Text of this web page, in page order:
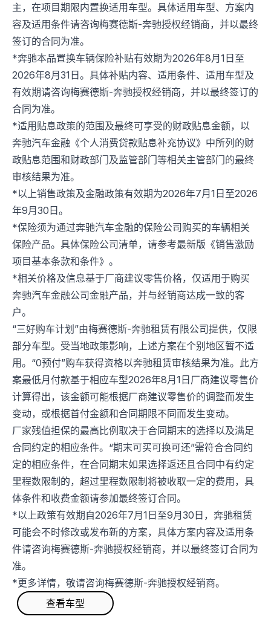
主，在项目期限内置换适用车型。具体适用车型、方案内
容及适用条件请咨询梅赛德斯-奔驰授权经销商，并以最终
签订的合同为准。
*奔驰本品置换车辆保险补贴有效期为2026年8月1日至
2026年8月31日。具体补贴内容、适用条件、适用车型及
有效期请咨询梅赛德斯-奔驰授权经销商，并以最终签订的
合同为准。
*适用贴息政策的范围及最终可享受的财政贴息金额，以
奔驰汽车金融《个人消费贷款贴息补充协议》中所列的财
政贴息范围和财政部门及监管部门等相关主管部门的最终
审核结果为准。
*以上销售政策及金融政策有效期为2026年7月1日至2026
年9月30日。
*保险须为通过奔驰汽车金融的保险公司购买的车辆相关
保险产品。具体保险公司清单，请参考最新版《销售激励
项目基本条款和条件》。
*相关价格及信息基于厂商建议零售价格，仅适用于购买
奔驰汽车金融公司金融产品，并与经销商达成一致的客
户。
“三好购车计划”由梅赛德斯-奔驰租赁有限公司提供，仅限
部分车型。受当地政策影响，上述方案在个别地区暂不适
用。“0预付”购车获得资格以奔驰租赁审核结果为准。此方
案最低月付款基于相应车型2026年8月1日厂商建议零售价
计算得出，该金额可能根据厂商建议零售价的调整而发生
变动，或根据首付金额和合同期限不同而发生变动。
厂家残值担保的最高比例取决于合同期末的选择以及满足
合同约定的相应条件。“期末可买可换可还”需符合合同约
定的相应条件，在合同期末如果选择返还且合同中有约定
里程数限制的，超过里程数限制将被收取一定的费用，具
体条件和收费金额请参加最终签订合同。
*以上政策有效期自2026年7月1日至9月30日，奔驰租赁
可能会不时修改或发布新的方案，具体方案内容及适用条
件请咨询梅赛德斯-奔驰授权经销商，并以最终签订合同为
准。
*更多详情，敬请咨询梅赛德斯-奔驰授权经销商。
查看车型